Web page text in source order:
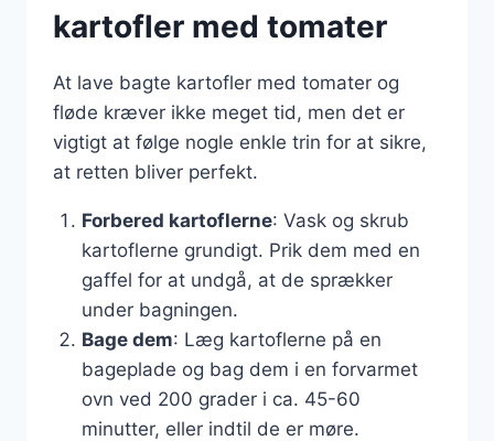
kartofler med tomater
At lave bagte kartofler med tomater og
fløde kræver ikke meget tid, men det er
vigtigt at følge nogle enkle trin for at sikre,
at retten bliver perfekt.
Forbered kartoflerne: Vask og skrub
kartoflerne grundigt. Prik dem med en
gaffel for at undgå, at de sprækker
under bagningen.
Bage dem: Læg kartoflerne på en
bageplade og bag dem i en forvarmet
ovn ved 200 grader i ca. 45-60
minutter, eller indtil de er møre.